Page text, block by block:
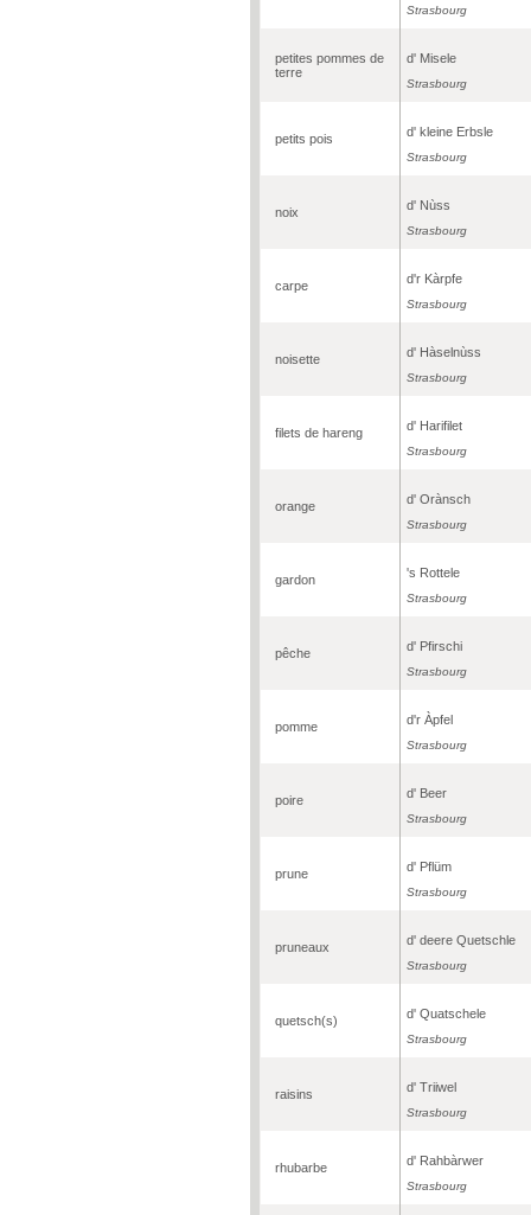
Strasbourg
petites pommes de
terre
d' Misele
Strasbourg
petits pois d' kleine Erbsle
Strasbourg
noix d' Nùss
Strasbourg
carpe d'r Kàrpfe
Strasbourg
noisette d' Hàselnùss
Strasbourg
filets de hareng d' Harifilet
Strasbourg
orange d' Orànsch
Strasbourg
gardon 's Rottele
Strasbourg
pêche d' Pfirschi
Strasbourg
pomme d'r Àpfel
Strasbourg
poire d' Beer
Strasbourg
prune d' Pflüm
Strasbourg
pruneaux d' deere Quetschle
Strasbourg
quetsch(s) d' Quatschele
Strasbourg
raisins d' Triiwel
Strasbourg
rhubarbe d' Rahbàrwer
Strasbourg